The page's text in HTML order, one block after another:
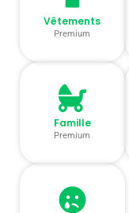
Vêtements
Premium
Famille
Premium